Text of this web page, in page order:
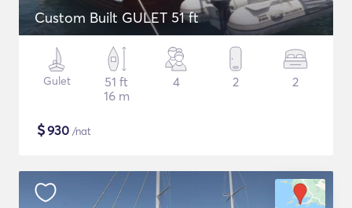
Custom Built GULET 51 ft
Gulet
51 ft
16 m
4 2 2
$930 /nat